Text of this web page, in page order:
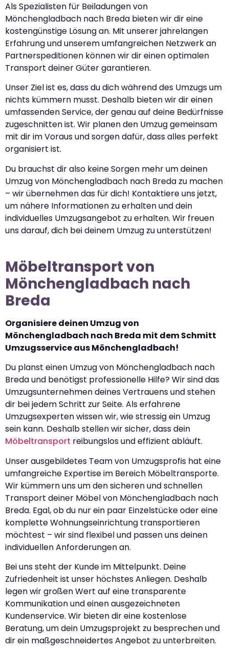
Als Spezialisten für Beiladungen von
Mönchengladbach nach Breda bieten wir dir eine
kostengünstige Lösung an. Mit unserer jahrelangen
Erfahrung und unserem umfangreichen Netzwerk an
Partnerspeditionen können wir dir einen optimalen
Transport deiner Güter garantieren.
Unser Ziel ist es, dass du dich während des Umzugs um
nichts kümmern musst. Deshalb bieten wir dir einen
umfassenden Service, der genau auf deine Bedürfnisse
zugeschnitten ist. Wir planen den Umzug gemeinsam
mit dir im Voraus und sorgen dafür, dass alles perfekt
organisiert ist.
Du brauchst dir also keine Sorgen mehr um deinen
Umzug von Mönchengladbach nach Breda zu machen
– wir übernehmen das für dich! Kontaktiere uns jetzt,
um nähere Informationen zu erhalten und dein
individuelles Umzugsangebot zu erhalten. Wir freuen
uns darauf, dich bei deinem Umzug zu unterstützen!
Möbeltransport von
Mönchengladbach nach
Breda
Organisiere deinen Umzug von
Mönchengladbach nach Breda mit dem Schmitt
Umzugsservice aus Mönchengladbach!
Du planst einen Umzug von Mönchengladbach nach
Breda und benötigst professionelle Hilfe? Wir sind das
Umzugsunternehmen deines Vertrauens und stehen
dir bei jedem Schritt zur Seite. Als erfahrene
Umzugsexperten wissen wir, wie stressig ein Umzug
sein kann. Deshalb stellen wir sicher, dass dein
Möbeltransport reibungslos und effizient abläuft.
Unser ausgebildetes Team von Umzugsprofis hat eine
umfangreiche Expertise im Bereich Möbeltransporte.
Wir kümmern uns um den sicheren und schnellen
Transport deiner Möbel von Mönchengladbach nach
Breda. Egal, ob du nur ein paar Einzelstücke oder eine
komplette Wohnungseinrichtung transportieren
möchtest – wir sind flexibel und passen uns deinen
individuellen Anforderungen an.
Bei uns steht der Kunde im Mittelpunkt. Deine
Zufriedenheit ist unser höchstes Anliegen. Deshalb
legen wir großen Wert auf eine transparente
Kommunikation und einen ausgezeichneten
Kundenservice. Wir bieten dir eine kostenlose
Beratung, um dein Umzugsprojekt zu besprechen und
dir ein maßgeschneidertes Angebot zu unterbreiten.